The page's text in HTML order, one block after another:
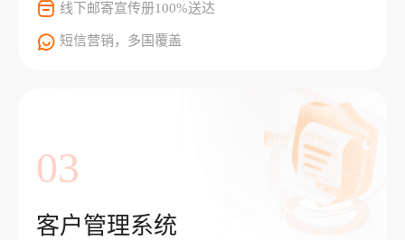
线下邮寄宣传册100%送达
短信营销，多国覆盖
03
客户管理系统